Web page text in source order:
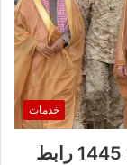
خدمات
الحرس الوطني استعلام برقم الهوية 1445 رابط